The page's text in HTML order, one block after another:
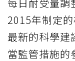
2015年制定
最新的科學建
當監管措施的